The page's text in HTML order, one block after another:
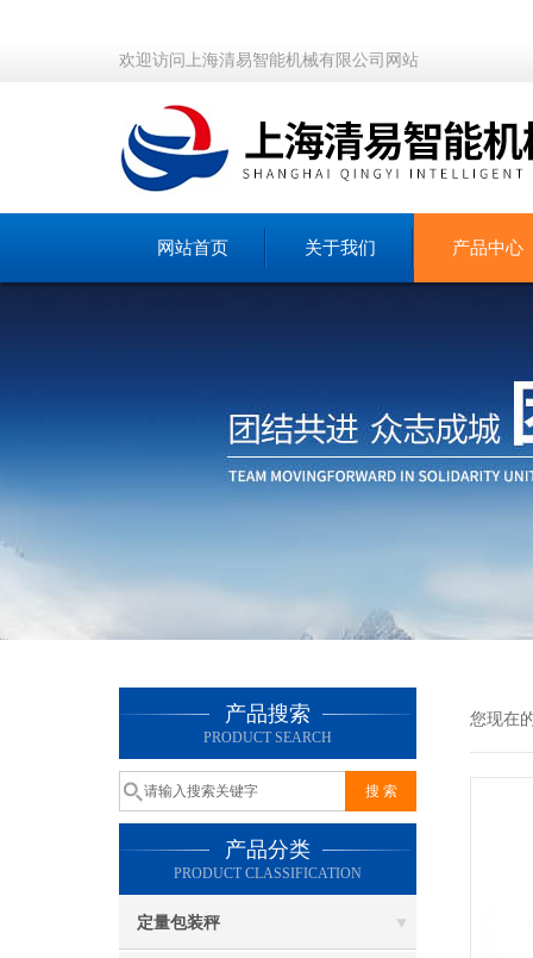
欢迎访问上海清易智能机械有限公司网站
网站首页 关于我们 产品中心
产品搜索
PRODUCT SEARCH
产品分类
PRODUCT CLASSIFICATION
定量包装秤
您现在